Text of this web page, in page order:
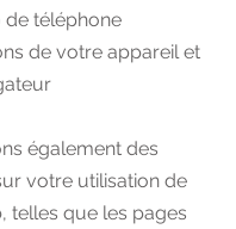
téléphone
de votre appareil et
également des
votre utilisation de
telles que les pages